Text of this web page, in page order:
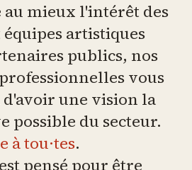
mieux l'intérêt des
artistiques
publics, nos
vous
une vision la
possible du secteur.
à tou·tes.
pensé pour être